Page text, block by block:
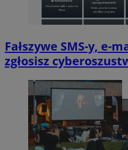
Fałszywe SMS-y, e-
zgłosisz